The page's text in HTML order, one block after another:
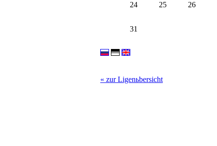
24 25 26
31
« zur Ligenьbersicht